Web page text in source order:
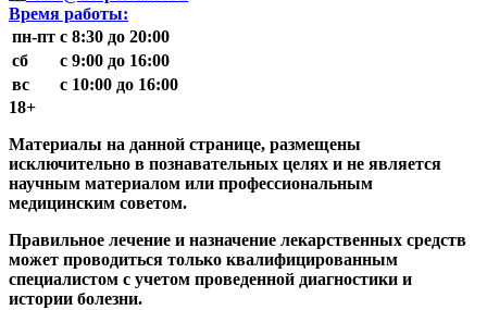
Время работы:
пн-пт с 8:30 до 20:00
сб
с 9:00 до 16:00
вс
с 10:00 до 16:00
18+
Материалы на данной странице, размещены
исключительно в познавательных целях и не является
научным материалом или профессиональным
медицинским советом.
Правильное лечение и назначение лекарственных средств
может проводиться только квалифицированным
специалистом с учетом проведенной диагностики и
истории болезни.